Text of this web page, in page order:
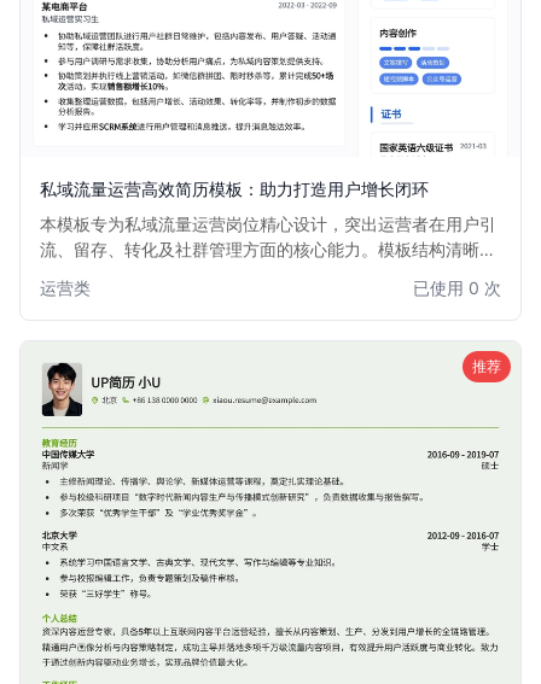
私域流量运营高效简历模板：助力打造用户增长闭环
本模板专为私域流量运营岗位精心设计，突出运营者在用户引
流、留存、转化及社群管理方面的核心能力。模板结构清晰，
能，帮助求职者快速展现其在构建私域流量生态、提升用户生
命周期价值方面的实战经验和卓越成果。适用于电商、教育、
运营类 已使用 0 次
推荐